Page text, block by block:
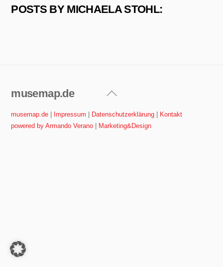
POSTS BY MICHAELA STOHL:
Back
Top
musemap.de
musemap.de Impressum Datenschutzerklärung
Kontakt
powered by Armando Verano
Marketing&Design